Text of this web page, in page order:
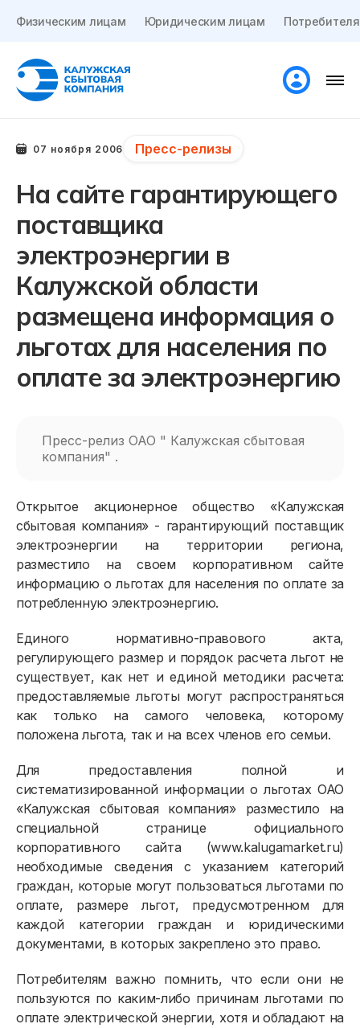
Физическим лицам Юридическим лицам
07 ноября 2006 Пресс-релизы
На сайте гарантирующего
поставщика
электроэнергии в
Калужской области
размещена информация о
льготах для населения по
оплате за электроэнергию
Пресс-релиз ОАО " Калужская сбытовая
компания" .
Открытое акционерное общество «Калужская
сбытовая компания» - гарантирующий поставщик
электроэнергии на территории региона,
разместило на своем корпоративном сайте
информацию о льготах для населения по оплате за
потребленную электроэнергию.
Единого нормативно-правового акта,
регулирующего размер и порядок расчета льгот не
существует, как нет и единой методики расчета:
предоставляемые льготы могут распространяться
как только на самого человека, которому
положена льгота, так и на всех членов его семьи.
Для предоставления полной и
систематизированной информации о льготах ОАО
«Калужская сбытовая компания» разместило на
специальной странице официального
корпоративного сайта (www.kalugamarket.ru)
необходимые сведения с указанием категорий
граждан, которые могут пользоваться льготами по
оплате, размере льгот, предусмотренном для
каждой категории граждан и юридическими
документами, в которых закреплено это право.
Потребителям важно помнить, что если они не
пользуются по каким-либо причинам льготами по
оплате электрической энергии, хотя и обладают на
Физическим лицам
Договор энергоснабжения
Расчёты и оплата
Приборы учёта и показания
Должникам
Онлайн-сервисы